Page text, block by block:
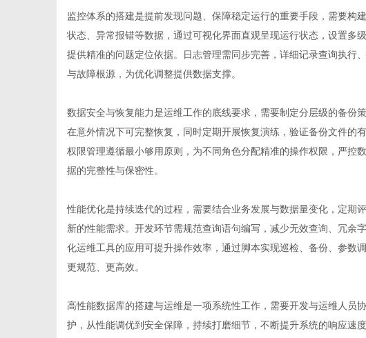
监控体系的搭建是提前发现问题、保障稳定运行的重要手段，需要构
状态、异常报错等数据，通过可视化界面直观呈现运行状态，设置多
提供精准的问题定位依据。日志管理需同步完善，详细记录查询执行
与故障根源，为优化调整提供数据支撑。
数据安全与恢复能力是运维工作的底线要求，需要制定分层级的备份
在意外情况下可完整恢复，同时定期开展恢复演练，验证备份文件的
权限管理遵循最小够用原则，为不同角色分配精准的操作权限，严控
据的完整性与保密性。
性能优化是持续迭代的过程，需要结合业务发展与数据量变化，定期
新的性能需求。开发环节需规范查询语句编写，减少无效查询、冗余
化运维工具的应用可提升操作效率，通过脚本实现巡检、备份、参数
更规范、更高效。
高性能数据库的搭建与运维是一项系统性工作，需要开发与运维人员
护，从性能调优到安全保障，持续打磨细节，不断提升系统的响应速